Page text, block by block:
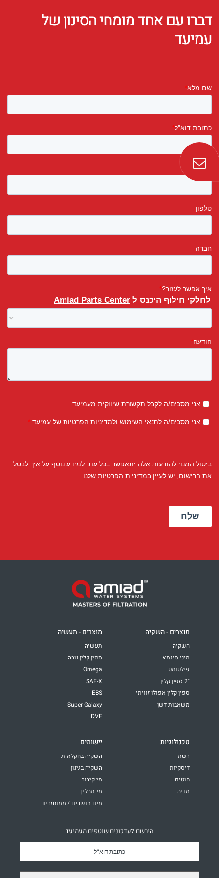
דברו עם אחד מומחי הסינון של
עמיעד
מוצרים - השקיה
השקיה
מיני סיגמא
פילטומט
"2 ספין קלין
ספין קלין אפולו זוויתי
משאבות דשן
מוצרים - תעשיה
תעשיה
ספין קלין נובה
Omega
SAF-X
EBS
Super Galaxy
DVF
טכנולוגיות
רשת
דיסקיות
חוטים
מדיה
יישומים
השקיה בחקלאות
השקיה בגינון
מי קירור
מי תהליך
מים מושבים / ממוחזרים
הירשם לעדכונים שוטפים מעמיעד